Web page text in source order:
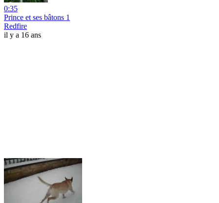
0:35
Prince et ses bâtons 1
Redfire
il y a 16 ans